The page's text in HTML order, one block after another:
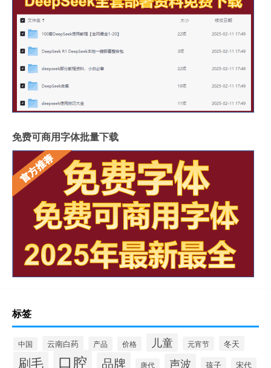
免费可商用字体批量下载
标签
中国 云南白药 产品 价格 儿童 元宵节 冬天
刷毛 口腔 品牌 唐代 声波 孩子 宋代